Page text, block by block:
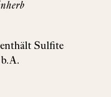
Sulfite